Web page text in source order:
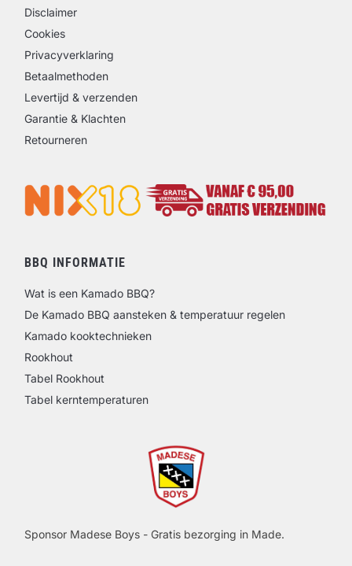
Disclaimer
Cookies
Privacyverklaring
Betaalmethoden
Levertijd & verzenden
Garantie & Klachten
Retourneren
BBQ INFORMATIE
Wat is een Kamado BBQ?
De Kamado BBQ aansteken & temperatuur regelen
Kamado kooktechnieken
Rookhout
Tabel Rookhout
Tabel kerntemperaturen
Sponsor Madese Boys - Gratis bezorging in Made.